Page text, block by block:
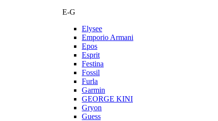
E-G
Elysee
Emporio Armani
Epos
Esprit
Festina
Fossil
Furla
Garmin
GEORGE KINI
Gryon
Guess